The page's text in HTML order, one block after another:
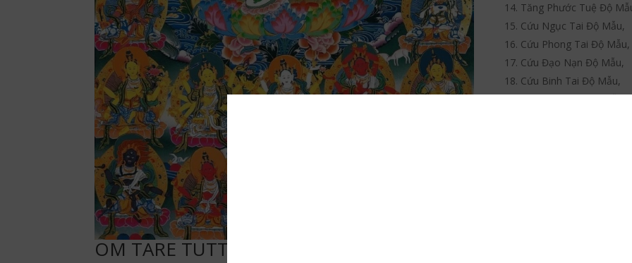
Tăng Phước Tuệ Độ
Cứu Ngục Tai Độ Mẫu,
Cứu Phong Tai Độ Mẫu,
Cứu Đạo Nạn Độ Mẫu,
Cứu Binh Tai Độ Mẫu,
OM TARE TUTTARE TURE SOHA